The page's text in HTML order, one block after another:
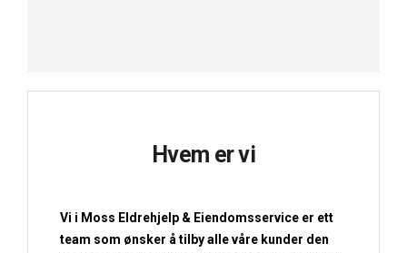
Hvem er vi
Vi i Moss Eldrehjelp & Eiendomsservice er ett
team som ønsker å tilby alle våre kunder den